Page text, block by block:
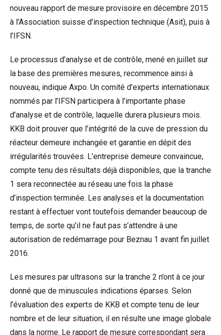
nouveau rapport de mesure provisoire en décembre 2015
à l’Association suisse d’inspection technique (Asit), puis à
l’IFSN.
Le processus d’analyse et de contrôle, mené en juillet sur
la base des premières mesures, recommence ainsi à
nouveau, indique Axpo. Un comité d’experts internationaux
nommés par l’IFSN participera à l’importante phase
d’analyse et de contrôle, laquelle durera plusieurs mois.
KKB doit prouver que l’intégrité de la cuve de pression du
réacteur demeure inchangée et garantie en dépit des
irrégularités trouvées. L’entreprise demeure convaincue,
compte tenu des résultats déjà disponibles, que la tranche
1 sera reconnectée au réseau une fois la phase
d’inspection terminée. Les analyses et la documentation
restant à effectuer vont toutefois demander beaucoup de
temps, de sorte qu’il ne faut pas s’attendre à une
autorisation de redémarrage pour Beznau 1 avant fin juillet
2016.
Les mesures par ultrasons sur la tranche 2 n’ont à ce jour
donné que de minuscules indications éparses. Selon
l’évaluation des experts de KKB et compte tenu de leur
nombre et de leur situation, il en résulte une image globale
dans la norme. Le rapport de mesure correspondant sera